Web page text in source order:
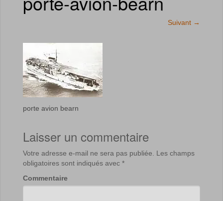
Suivant →
porte avion bearn
Laisser un commentaire
Votre adresse e-mail ne sera pas publiée.
Les champs
obligatoires sont indiqués avec *
Commentaire